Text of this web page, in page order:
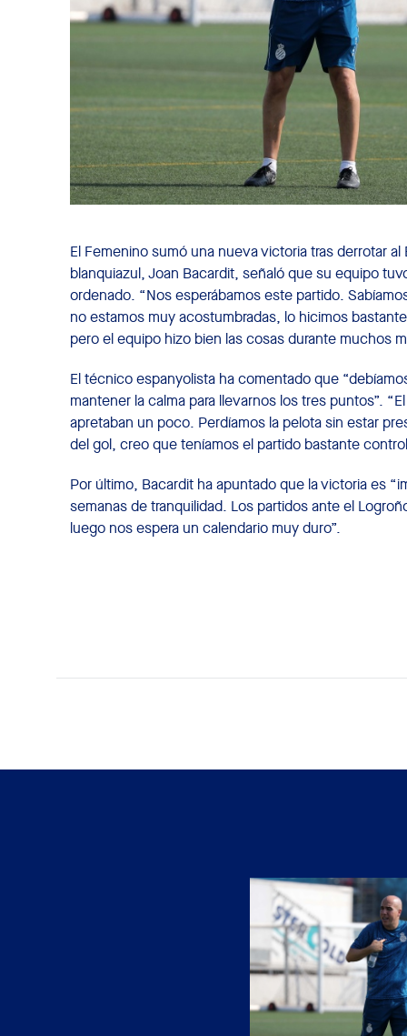
El Femenino sumó una nueva victoria tras derrotar
blanquiazul, Joan Bacardit, señaló que su equipo
ordenado. “Nos esperábamos este partido.
no estamos muy acostumbradas, lo hicimos
pero el equipo hizo bien las cosas durante muchos
El técnico espanyolista ha comentado que
mantener la calma para llevarnos los tres puntos”.
apretaban un poco. Perdíamos la pelota sin estar
del gol, creo que teníamos el partido bastante
Por último, Bacardit ha apuntado que la victoria es
semanas de tranquilidad. Los partidos ante el
luego nos espera un calendario muy duro”.